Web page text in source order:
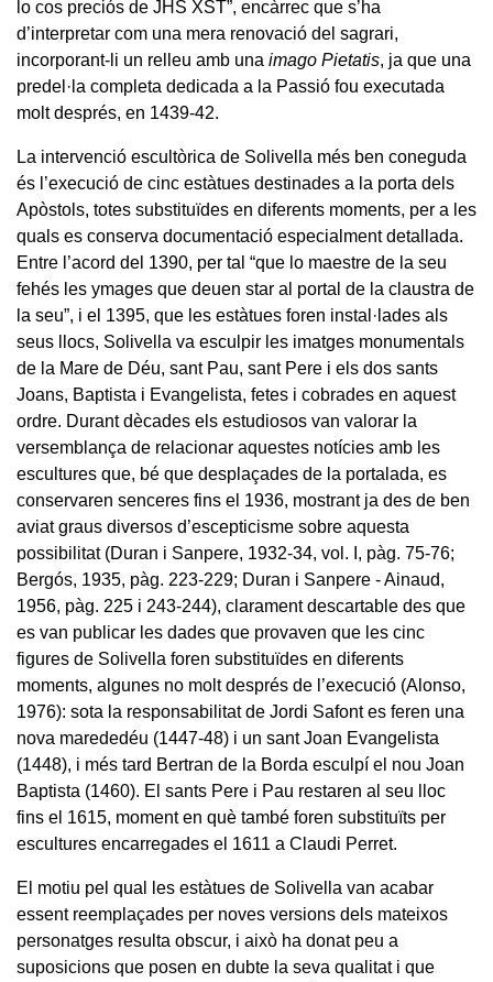
lo cos preciós de JHS XST”, encàrrec que s’ha
d’interpretar com una mera renovació del sagrari,
incorporant-li un relleu amb una imago Pietatis, ja que una
predel·la completa dedicada a la Passió fou executada
molt després, en 1439-42.
La intervenció escultòrica de Solivella més ben coneguda
és l’execució de cinc estàtues destinades a la porta dels
Apòstols, totes substituïdes en diferents moments, per a les
quals es conserva documentació especialment detallada.
Entre l’acord del 1390, per tal “que lo maestre de la seu
fehés les ymages que deuen star al portal de la claustra de
la seu”, i el 1395, que les estàtues foren instal·lades als
seus llocs, Solivella va esculpir les imatges monumentals
de la Mare de Déu, sant Pau, sant Pere i els dos sants
Joans, Baptista i Evangelista, fetes i cobrades en aquest
ordre. Durant dècades els estudiosos van valorar la
versemblança de relacionar aquestes notícies amb les
escultures que, bé que desplaçades de la portalada, es
conservaren senceres fins el 1936, mostrant ja des de ben
aviat graus diversos d’escepticisme sobre aquesta
possibilitat (Duran i Sanpere, 1932-34, vol. I, pàg. 75-76;
Bergós, 1935, pàg. 223-229; Duran i Sanpere - Ainaud,
1956, pàg. 225 i 243-244), clarament descartable des que
es van publicar les dades que provaven que les cinc
figures de Solivella foren substituïdes en diferents
moments, algunes no molt després de l’execució (Alonso,
1976): sota la responsabilitat de Jordi Safont es feren una
nova marededéu (1447-48) i un sant Joan Evangelista
(1448), i més tard Bertran de la Borda esculpí el nou Joan
Baptista (1460). El sants Pere i Pau restaren al seu lloc
fins el 1615, moment en què també foren substituïts per
escultures encarregades el 1611 a Claudi Perret.
El motiu pel qual les estàtues de Solivella van acabar
essent reemplaçades per noves versions dels mateixos
personatges resulta obscur, i això ha donat peu a
suposicions que posen en dubte la seva qualitat i que